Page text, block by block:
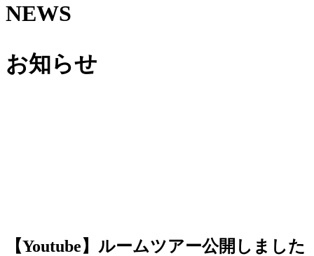
NEWS
お知らせ
【Youtube】ルームツアー公開しました